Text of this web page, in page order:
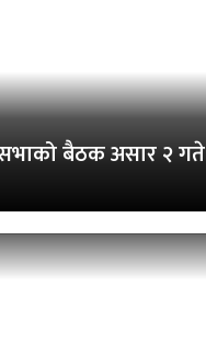
बैठक असार २ गते